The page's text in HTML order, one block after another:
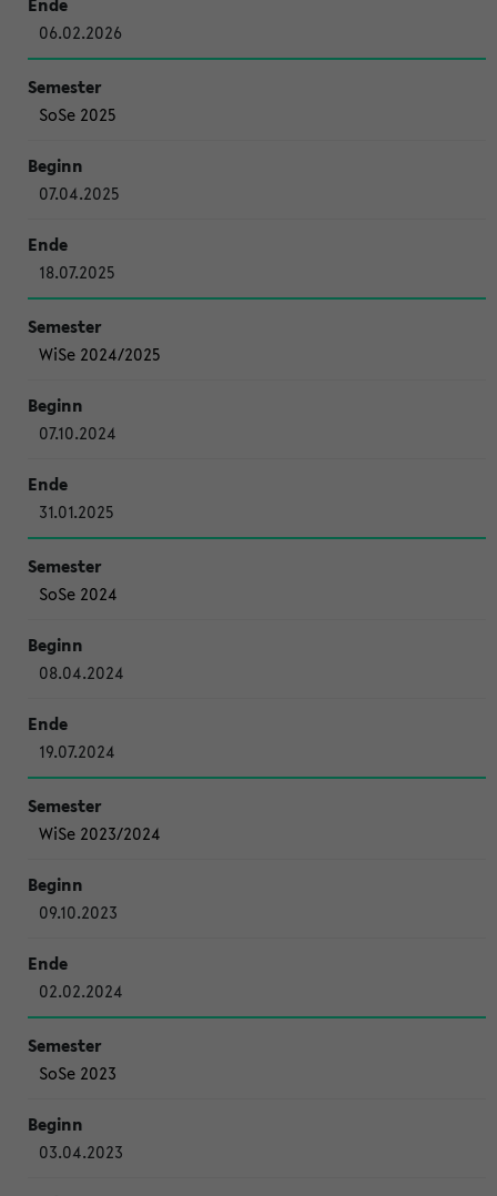
06.02.2026
SoSe 2025
07.04.2025
18.07.2025
WiSe 2024/2025
07.10.2024
31.01.2025
SoSe 2024
08.04.2024
19.07.2024
WiSe 2023/2024
09.10.2023
02.02.2024
SoSe 2023
03.04.2023